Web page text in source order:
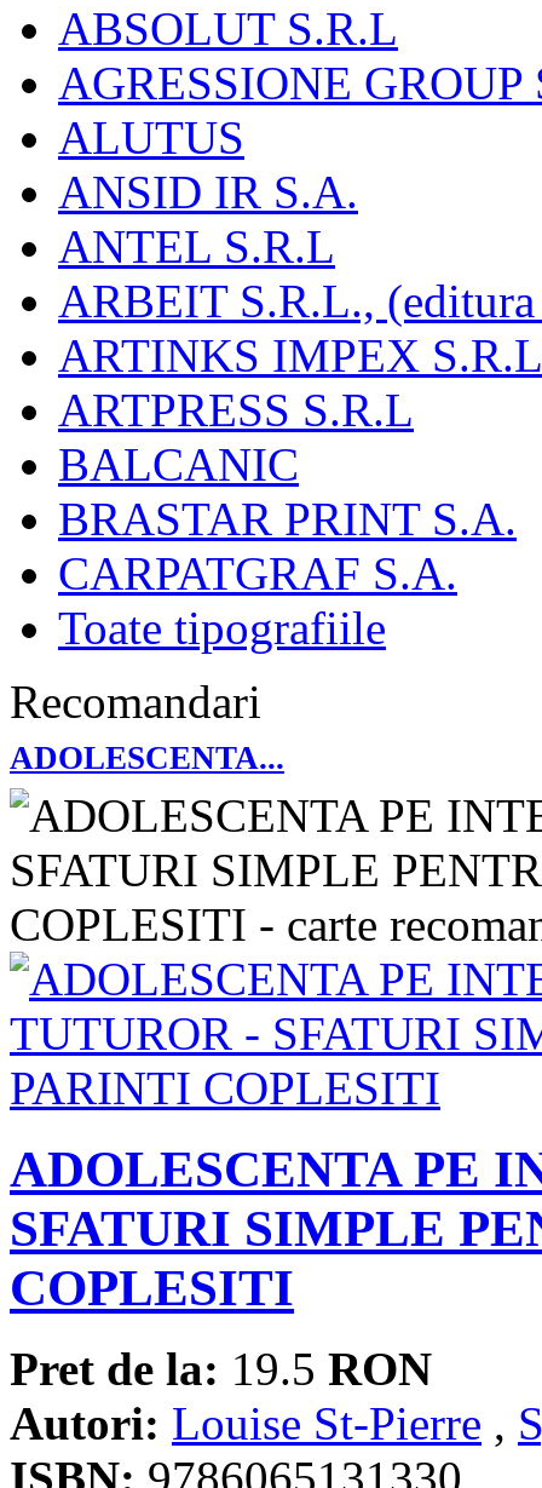
ABSOLUT S.R.L
AGRESSIONE GROUP
ALUTUS
ANSID IR S.A.
ANTEL S.R.L
ARBEIT S.R.L.,
ARTINKS IMPEX
ARTPRESS S.R.L
BALCANIC
BRASTAR PRINT S.A.
CARPATGRAF S.A.
Toate tipografiile
Recomandari
ADOLESCENTA...
ADOLESCENTA PE
SFATURI SIMPLE
COPLESITI
Pret de la: 19.5 RON
Autori: Louise St-Pierre ,